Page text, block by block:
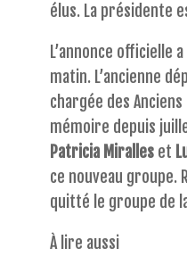
élus. La présidente
L’annonce officielle
matin. L’ancienne
chargée des
mémoire depuis
Patricia Miralles et
ce nouveau groupe.
quitté le groupe de
À lire aussi